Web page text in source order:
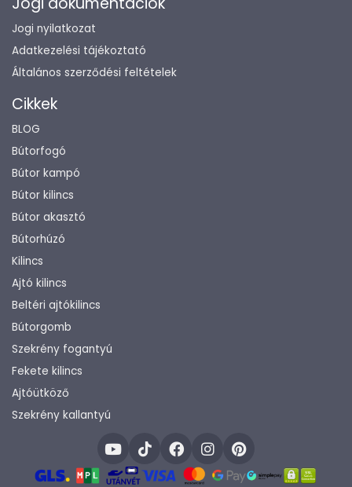
Jogi nyilatkozat
Adatkezelési tájékoztató
Általános szerződési feltételek
Cikkek
BLOG
Bútorfogó
Bútor kampó
Bútor kilincs
Bútor akasztó
Bútorhúzó
Kilincs
Ajtó kilincs
Beltéri ajtókilincs
Bútorgomb
Szekrény fogantyú
Fekete kilincs
Ajtóütköző
Szekrény kallantyú